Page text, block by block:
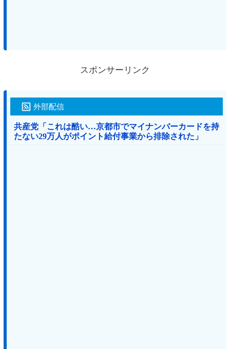
スポンサーリンク
外部配信
共産党「これは酷い…京都市でマイナンバーカードを持
たない29万人がポイント給付事業から排除された」